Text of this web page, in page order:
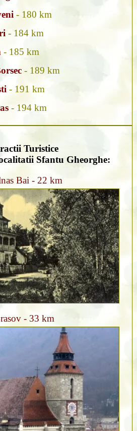
- 180 km
- 184 km
- 185 km
- 189 km
- 191 km
- 194 km
Turistice
Sfantu Gheorghe:
Bai - 22 km
- 33 km